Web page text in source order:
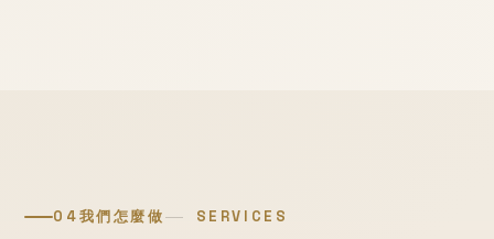
04我們怎麼做 SERVICES